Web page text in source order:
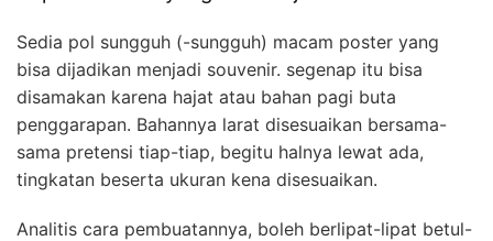
Sedia pol sungguh (-sungguh) macam poster yang
bisa dijadikan menjadi souvenir. segenap itu bisa
disamakan karena hajat atau bahan pagi buta
penggarapan. Bahannya larat disesuaikan bersama-
sama pretensi tiap-tiap, begitu halnya lewat ada,
tingkatan beserta ukuran kena disesuaikan.
Analitis cara pembuatannya, boleh berlipat-lipat betul-